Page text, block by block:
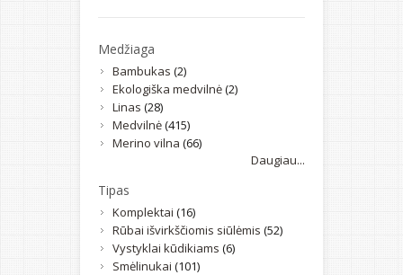
Medžiaga
Bambukas (2)
Ekologiška medvilnė(2)
Linas (28)
Medvilnė(415)
Merino vilna (66)
Daugiau...
Tipas
Komplektai (16)
Rūbai išvirkščiomis siūlėmis (52)
Vystyklai kūdikiams (6)
Smėlinukai (101)